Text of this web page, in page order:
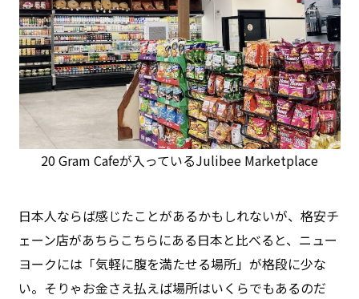
20 Gram Cafeが入っているJulibee Marketplace
日本人ならば感じたことがあるかもしれないが、格安チ
ェーン店があちらこちらにある日本と比べると、ニュー
ヨークには「気軽に腹を満たせる場所」が格段に少な
い。そりゃお金さえ払えば場所はいくらでもあるのだ